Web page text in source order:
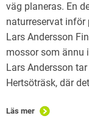
väg planeras. En
naturreservat inför
Lars Andersson
mossor som ännu
Lars Andersson
Hertsöträsk, där
Läs mer